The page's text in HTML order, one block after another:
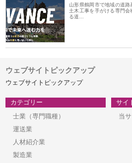
山形県鶴岡市で地域の道
土木工事を手がける専門会
る道…
ウェブサイトピックアップ
ウェブサイトピックアップ
カテゴリー
士業（専門職種）
運送業
人材紹介業
製造業
サイ
当